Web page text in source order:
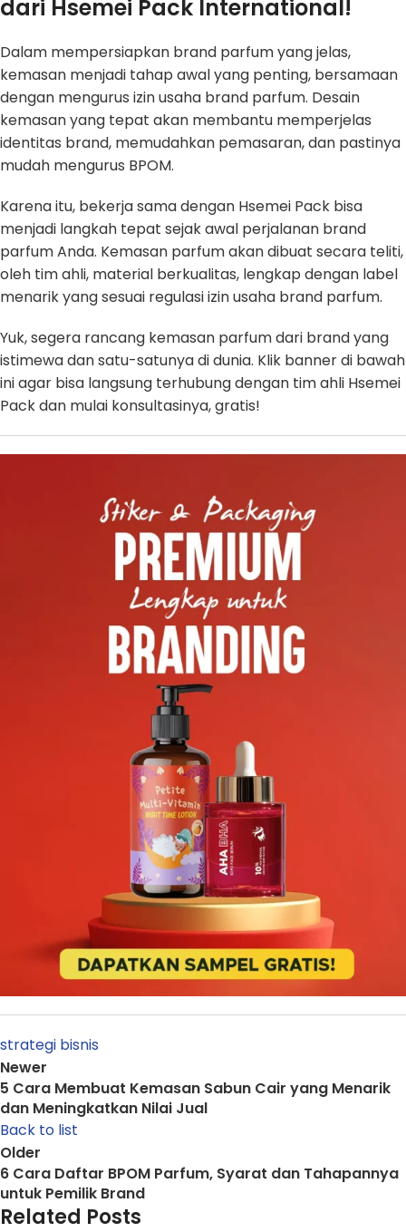
dari Hsemei Pack International!
Dalam mempersiapkan brand parfum yang jelas,
kemasan menjadi tahap awal yang penting, bersamaan
dengan mengurus izin usaha brand parfum. Desain
kemasan yang tepat akan membantu memperjelas
identitas brand, memudahkan pemasaran, dan pastinya
mudah mengurus BPOM.
Karena itu, bekerja sama dengan Hsemei Pack bisa
menjadi langkah tepat sejak awal perjalanan brand
parfum Anda. Kemasan parfum akan dibuat secara teliti,
oleh tim ahli, material berkualitas, lengkap dengan label
menarik yang sesuai regulasi izin usaha brand parfum.
Yuk, segera rancang kemasan parfum dari brand yang
istimewa dan satu-satunya di dunia. Klik banner di bawah
ini agar bisa langsung terhubung dengan tim ahli Hsemei
Pack dan mulai konsultasinya, gratis!
strategi bisnis
Newer
5 Cara Membuat Kemasan Sabun Cair yang Menarik
dan Meningkatkan Nilai Jual
Back to list
Older
6 Cara Daftar BPOM Parfum, Syarat dan Tahapannya
untuk Pemilik Brand
Related Posts